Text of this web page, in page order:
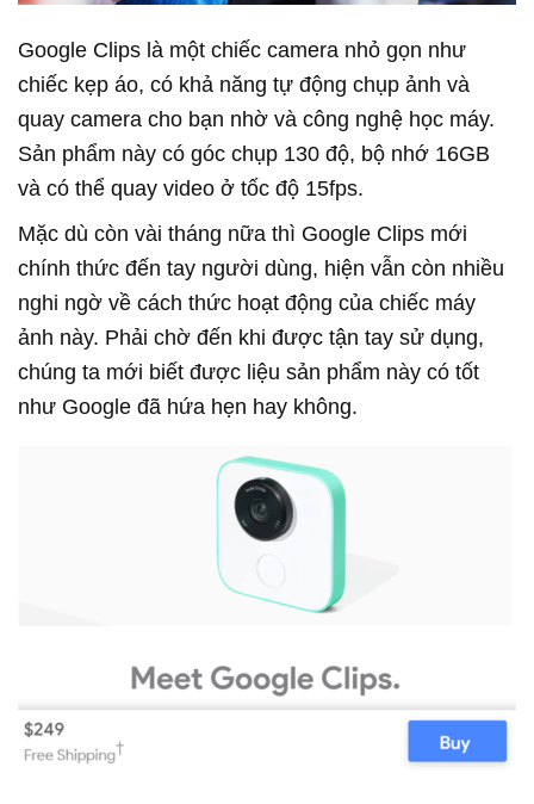
Google Clips là một chiếc camera nhỏ gọn như
chiếc kẹp áo, có khả năng tự động chụp ảnh và
quay camera cho bạn nhờ và công nghệ học máy.
Sản phẩm này có góc chụp 130 độ, bộ nhớ 16GB
và có thể quay video ở tốc độ 15fps.
Mặc dù còn vài tháng nữa thì Google Clips mới
chính thức đến tay người dùng, hiện vẫn còn nhiều
nghi ngờ về cách thức hoạt động của chiếc máy
ảnh này. Phải chờ đến khi được tận tay sử dụng,
chúng ta mới biết được liệu sản phẩm này có tốt
như Google đã hứa hẹn hay không.